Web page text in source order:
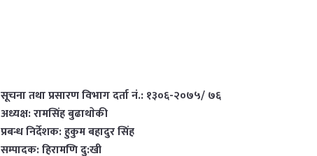
सूचना तथा प्रसारण विभाग दर्ता नं.: १३०६-२०७५/ ७६
अध्यक्ष: रामसिंह बुढाथाेकी
प्रबन्ध निर्देशक: हुकुम बहादुर सिंह
सम्पादक: हिरामणि दु:खी